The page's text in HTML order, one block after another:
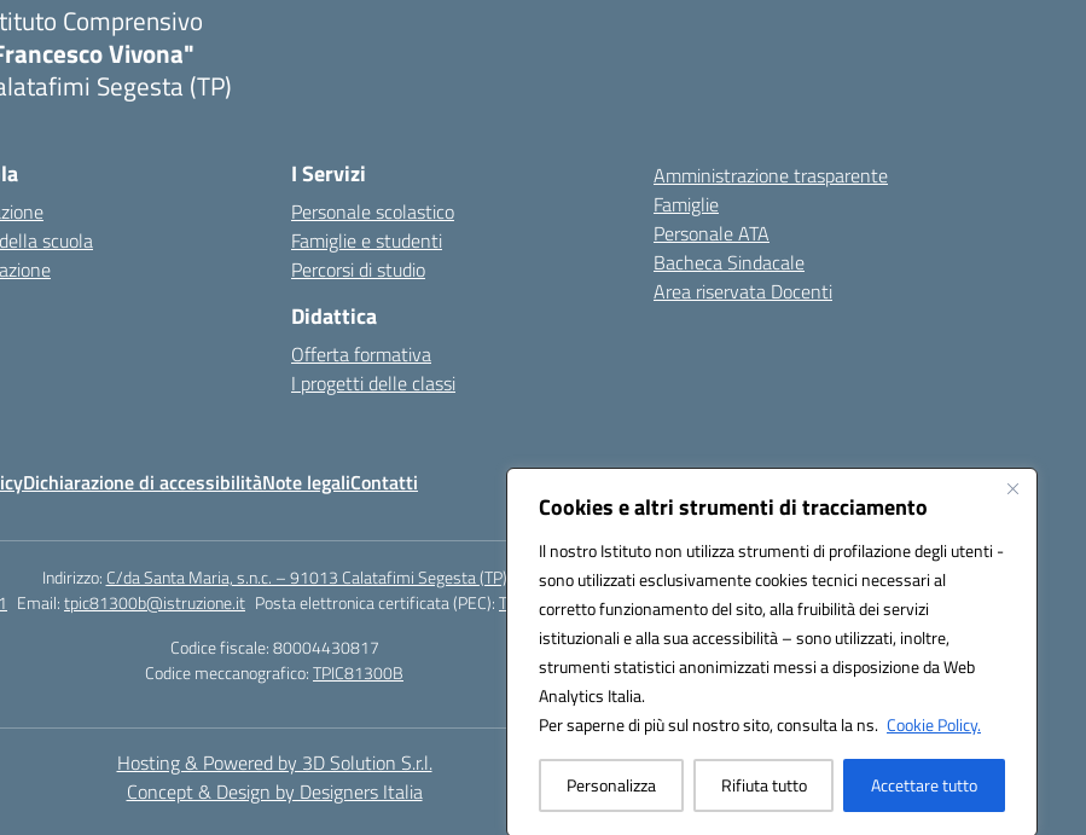
Cookies e altri strumenti di tracciamento
Il nostro Istituto non utilizza strumenti di profilazione degli utenti -
sono utilizzati esclusivamente cookies tecnici necessari al
corretto funzionamento del sito, alla fruibilità dei servizi
istituzionali e alla sua accessibilità – sono utilizzati, inoltre,
strumenti statistici anonimizzati messi a disposizione da Web
Analytics Italia.
Per saperne di più sul nostro sito, consulta la ns. Cookie Policy.
Personalizza Rifiuta tutto Accettare tutto
Comprensivo
Vivona"
Segesta (TP)
scuola
I Servizi
Personale scolastico
Famiglie e studenti
Percorsi di studio
Didattica
Offerta formativa
I progetti delle classi
Amministrazione trasparente
Famiglie
Personale ATA
Bacheca Sindacale
Area riservata Docenti
Dichiarazione di accessibilitàNote legaliContatti
Indirizzo: C/da Santa Maria, s.n.c. – 91013 Calatafimi Segesta (TP)
Email:tpic81300b@istruzione.it Posta elettronica certificata (PEC):TPIC81300B@pec.istruzione.it
Codice fiscale: 80004430817
Codice meccanografico:TPIC81300B
Hosting & Powered by 3D Solution S.r.l.
Concept & Design by Designers Italia